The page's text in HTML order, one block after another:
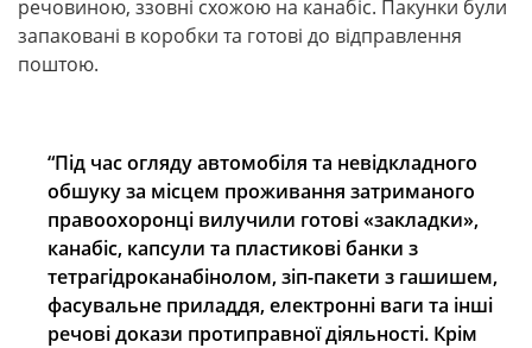
речовиною, ззовні схожою на канабіс. Пакунки були
запаковані в коробки та готові до відправлення
поштою.
“Під час огляду автомобіля та невідкладного
обшуку за місцем проживання затриманого
правоохоронці вилучили готові «закладки»,
канабіс, капсули та пластикові банки з
тетрагідроканабінолом, зіп-пакети з гашишем,
фасувальне приладдя, електронні ваги та інші
речові докази протиправної діяльності. Крім